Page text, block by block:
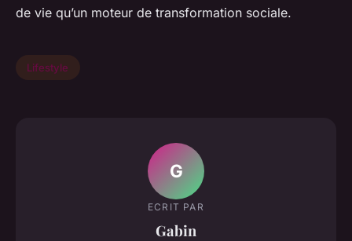
de vie qu’un moteur de transformation sociale.
Lifestyle
G
ECRIT PAR
Gabin